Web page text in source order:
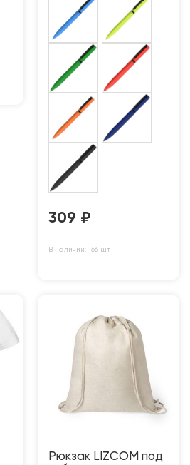
309 ₽
В наличии: 166 шт
Рюкзак LIZCOM под